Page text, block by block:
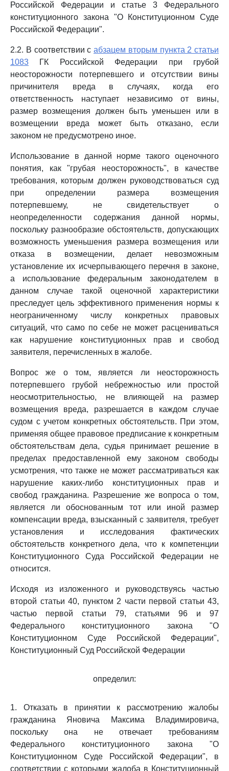
Российской Федерации и статье 3 Федерального
конституционного закона "О Конституционном Суде
Российской Федерации".
2.2. В соответствии с абзацем вторым пункта 2 статьи
1083 ГК Российской Федерации при грубой
неосторожности потерпевшего и отсутствии вины
причинителя вреда в случаях, когда его
ответственность наступает независимо от вины,
размер возмещения должен быть уменьшен или в
возмещении вреда может быть отказано, если
законом не предусмотрено иное.
Использование в данной норме такого оценочного
понятия, как "грубая неосторожность", в качестве
требования, которым должен руководствоваться суд
при определении размера возмещения
потерпевшему, не свидетельствует о
неопределенности содержания данной нормы,
поскольку разнообразие обстоятельств, допускающих
возможность уменьшения размера возмещения или
отказа в возмещении, делает невозможным
установление их исчерпывающего перечня в законе,
а использование федеральным законодателем в
данном случае такой оценочной характеристики
преследует цель эффективного применения нормы к
неограниченному числу конкретных правовых
ситуаций, что само по себе не может расцениваться
как нарушение конституционных прав и свобод
заявителя, перечисленных в жалобе.
Вопрос же о том, является ли неосторожность
потерпевшего грубой небрежностью или простой
неосмотрительностью, не влияющей на размер
возмещения вреда, разрешается в каждом случае
судом с учетом конкретных обстоятельств. При этом,
применяя общее правовое предписание к конкретным
обстоятельствам дела, судья принимает решение в
пределах предоставленной ему законом свободы
усмотрения, что также не может рассматриваться как
нарушение каких-либо конституционных прав и
свобод гражданина. Разрешение же вопроса о том,
является ли обоснованным тот или иной размер
компенсации вреда, взысканный с заявителя, требует
установления и исследования фактических
обстоятельств конкретного дела, что к компетенции
Конституционного Суда Российской Федерации не
относится.
Исходя из изложенного и руководствуясь частью
второй статьи 40, пунктом 2 части первой статьи 43,
частью первой статьи 79, статьями 96 и 97
Федерального конституционного закона "О
Конституционном Суде Российской Федерации",
Конституционный Суд Российской Федерации
определил:
1. Отказать в принятии к рассмотрению жалобы
гражданина Яновича Максима Владимировича,
поскольку она не отвечает требованиям
Федерального конституционного закона "О
Конституционном Суде Российской Федерации", в
соответствии с которыми жалоба в Конституционный